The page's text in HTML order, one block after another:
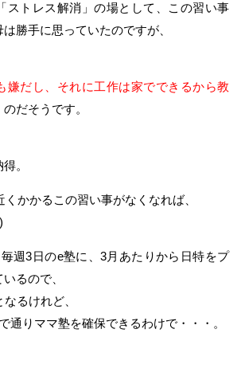
ストレス解消」の場として、この習い事
勝手に思っていたのですが、
嫌だし、それに工作は家でできるから教
のだそうです。
。
かかるこの習い事がなくなれば、
週3日のe塾に、3月あたりから日特をプ
るので、
るけれど、
通りママ塾を確保できるわけで・・・。